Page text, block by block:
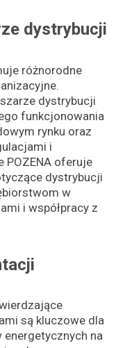
dystrybucji
różnorodne
dystrybucji
funkcjonowania
rynku oraz
i
POZENA oferuje
dystrybucji
w
i współpracy z
są kluczowe dla
na